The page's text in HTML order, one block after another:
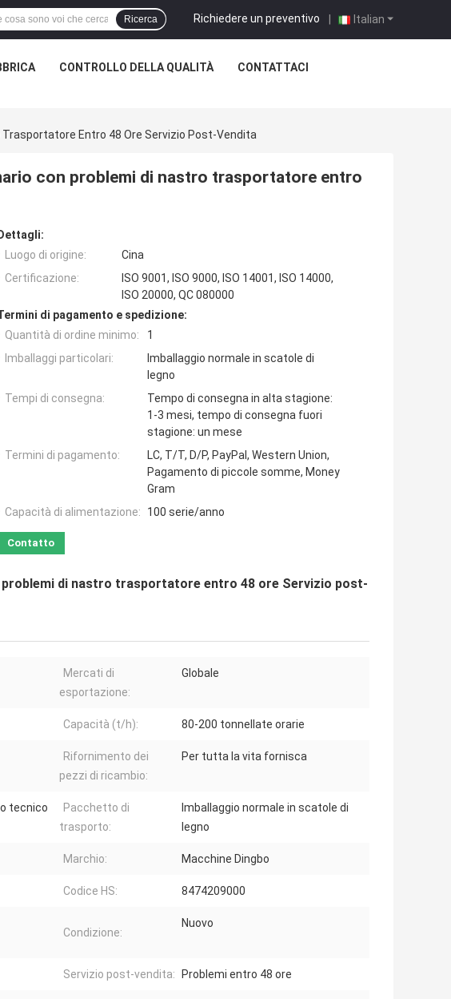
Italian
Richiedere un preventivo |
Ricerca
CONTROLLO DELLA QUALITÀ CONTATTACI
Entro 48 Ore Servizio Post-Vendita
con problemi di nastro trasportatore entro
Dettagli:
Luogo di origine:
Cina
Certificazione:
ISO 9001, ISO 9000, ISO 14001, ISO 14000,
ISO 20000, QC 080000
di pagamento e spedizione:
Quantità di ordine minimo:
1
Imballaggi particolari:
Imballaggio normale in scatole di
legno
Tempi di consegna:
Tempo di consegna in alta stagione:
1-3 mesi, tempo di consegna fuori
stagione: un mese
Termini di pagamento:
LC, T/T, D/P, PayPal, Western Union,
Pagamento di piccole somme, Money
Gram
Capacità di alimentazione:
100 serie/anno
Contatto
di nastro trasportatore entro 48 ore Servizio post-
Mercati di
esportazione:
Globale
Capacità (t/h): 80-200 tonnellate orarie
Rifornimento dei
pezzi di ricambio:
Per tutta la vita fornisca
tecnico
Pacchetto di
trasporto:
Imballaggio normale in scatole di
legno
Marchio: Macchine Dingbo
Codice HS: 8474209000
Condizione:
Nuovo
Servizio post-vendita: Problemi entro 48 ore